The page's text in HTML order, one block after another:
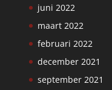
juni 2022
maart 2022
februari 2022
december 2021
september 2021